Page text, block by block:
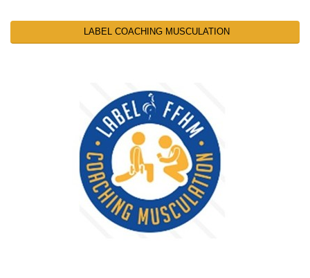
LABEL COACHING MUSCULATION